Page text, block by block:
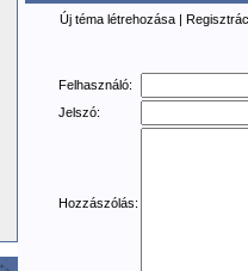
Új téma létrehozása |
Felhasználó:
Jelszó:
Hozzászólás: